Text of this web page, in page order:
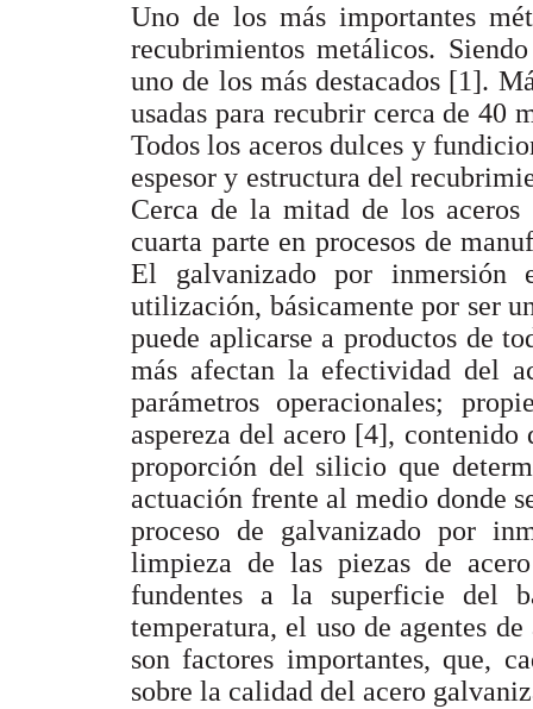
Uno de los más importantes
recubrimientos metálicos.
uno de los más destacados [1].
usadas para recubrir cerca de 40
Todos los aceros dulces y
espesor y estructura del
Cerca de la mitad de los
cuarta parte en procesos de
El galvanizado por inmersión
utilización, básicamente por ser
puede aplicarse a productos de
más afectan la efectividad del
parámetros operacionales;
aspereza del acero [4],
proporción del silicio que
actuación frente al medio donde
proceso de galvanizado por
limpieza de las piezas de
fundentes a la superficie del
temperatura, el uso de agentes
son factores importantes, que,
sobre la calidad del acero